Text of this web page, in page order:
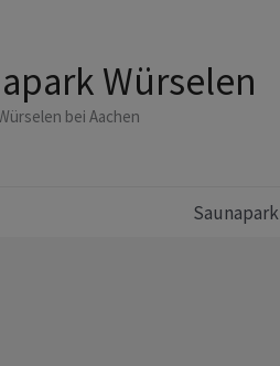
Würselen
bei Aachen
Saunapark